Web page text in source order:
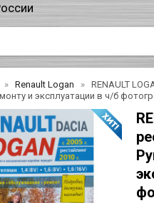
Renault Logan
RENAULT
и эксплуатации в ч/б